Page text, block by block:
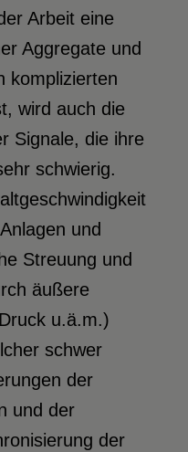
Arbeit eine
Aggregate und
komplizierten
wird auch die
Signale, die ihre
schwierig.
und
Streuung und
äußere
u.ä.m.)
schwer
der
und der
der